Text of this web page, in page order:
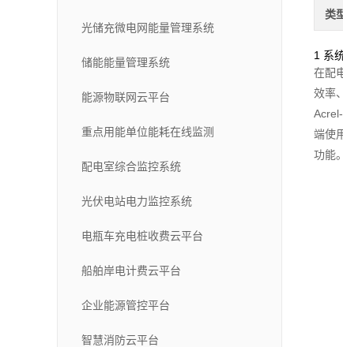
光储充微电网能量管理系统
储能能量管理系统
能源物联网云平台
重点用能单位能耗在线监测
配电室综合监控系统
光伏电站电力监控系统
电瓶车充电桩收费云平台
船舶岸电计费云平台
企业能源管控平台
智慧消防云平台
类
1 系
在配
效率
端使
功能。